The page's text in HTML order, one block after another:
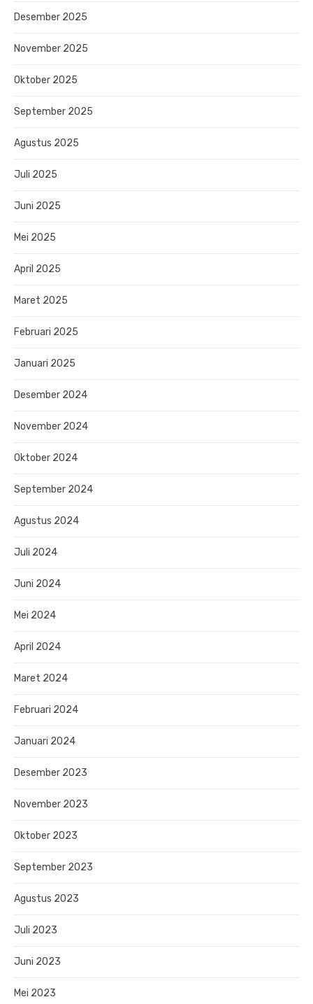
Desember 2025
November 2025
Oktober 2025
September 2025
Agustus 2025
Juli 2025
Juni 2025
Mei 2025
April 2025
Maret 2025
Februari 2025
Januari 2025
Desember 2024
November 2024
Oktober 2024
September 2024
Agustus 2024
Juli 2024
Juni 2024
Mei 2024
April 2024
Maret 2024
Februari 2024
Januari 2024
Desember 2023
November 2023
Oktober 2023
September 2023
Agustus 2023
Juli 2023
Juni 2023
Mei 2023